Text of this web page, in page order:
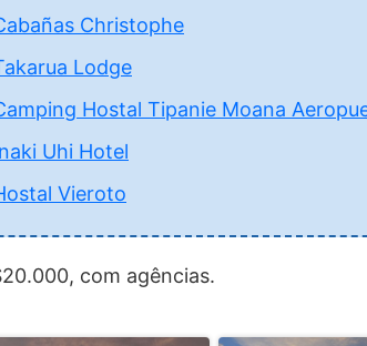
Christophe
Lodge
Hostal Tipanie Moana
Uhi Hotel
Vieroto
com agências.